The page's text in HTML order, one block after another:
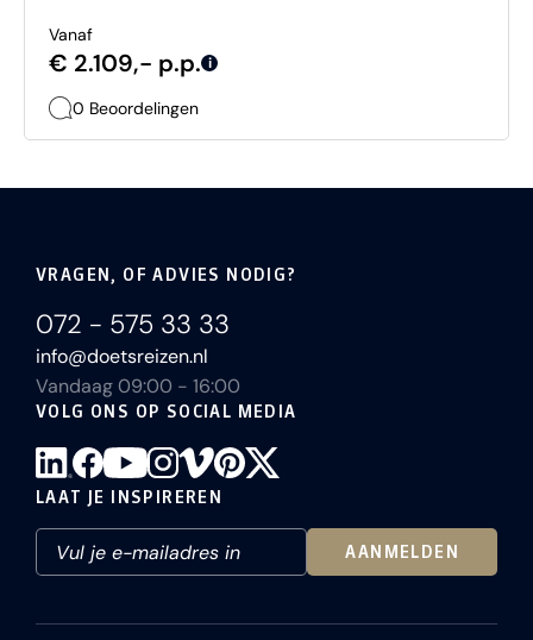
Vanaf
€ 2.109,- p.p. i
0 Beoordelingen
VRAGEN, OF ADVIES NODIG?
072 - 575 33 33
info@doetsreizen.nl
Vandaag 09:00 - 16:00
VOLG ONS OP SOCIAL MEDIA
LAAT JE INSPIREREN
AANMELDEN